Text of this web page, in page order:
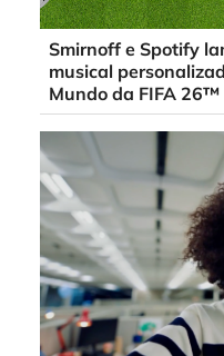
Smirnoff e Spotify
musical
Mundo da FIFA 26™